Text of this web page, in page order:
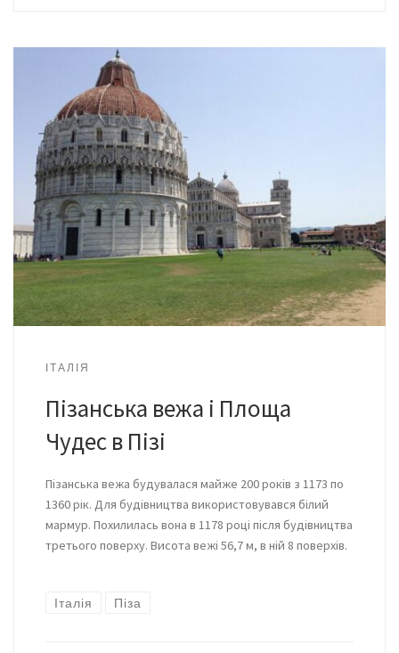
ІТАЛІЯ
Пізанська вежа і Площа
Чудес в Пізі
Пізанська вежа будувалася майже 200 років з 1173 по
1360 рік. Для будівництва використовувався білий
мармур. Похилилась вона в 1178 році після будівництва
третього поверху. Висота вежі 56,7 м, в ній 8 поверхів.
Італія Піза